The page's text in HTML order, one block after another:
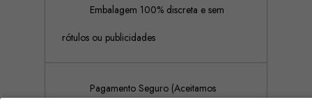
Embalagem 100% discreta e sem
rótulos ou publicidades
Pagamento Seguro (Aceitamos